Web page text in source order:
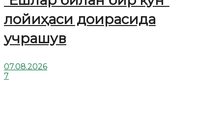
лойиҳаси доирасида
учрашув
07.08.2026
7